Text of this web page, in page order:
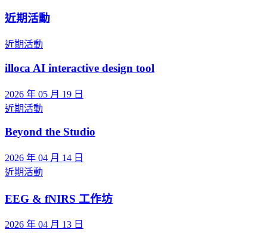
近期活動
近期活動
illoca AI interactive design tool
2026 年 05 月 19 日
近期活動
Beyond the Studio
2026 年 04 月 14 日
近期活動
EEG & fNIRS 工作坊
2026 年 04 月 13 日